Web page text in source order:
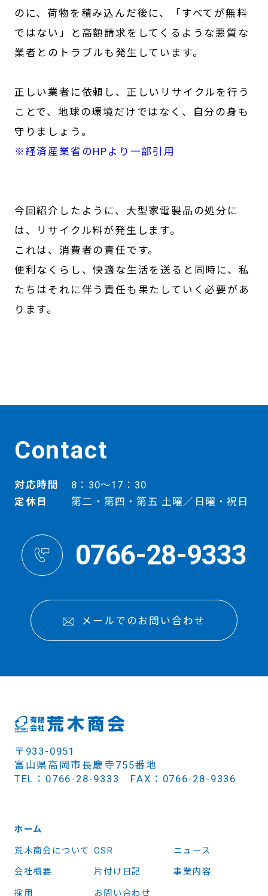
のに、荷物を積み込んだ後に、「すべてが無料
ではない」と高額請求をしてくるような悪質な
業者とのトラブルも発生しています。
正しい業者に依頼し、正しいリサイクルを行う
ことで、地球の環境だけではなく、自分の身も
守りましょう。
※経済産業省のHPより一部引用
今回紹介したように、大型家電製品の処分に
は、リサイクル料が発生します。
これは、消費者の責任です。
便利なくらし、快適な生活を送ると同時に、私
たちはそれに伴う責任も果たしていく必要があ
ります。
Contact
対応時間
8：30～17：30
定休日
第二・第四・第五 土曜／日曜・祝日
0766-28-9333
メールでのお問い合わせ
〒933-0951
富山県高岡市長慶寺755番地
TEL：0766-28-9333 FAX：0766-28-9336
ホーム
荒木商会について CSR ニュース
会社概要 片付け日記 事業内容
採用 お問い合わせ